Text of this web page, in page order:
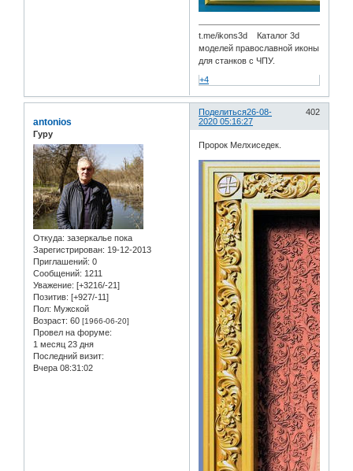
t.me/ikons3d Каталог 3d
моделей православной иконы
для станков с ЧПУ.
+4
Поделиться 402
26-08-
2020 05:16:27
antonios
Гуру
Откуда: зазеркалье пока
Зарегистрирован: 19-12-2013
Приглашений: 0
Сообщений: 1211
Уважение: [+3216/-21]
Позитив: [+927/-11]
Пол: Мужской
Возраст: 60 [1966-06-20]
Провел на форуме:
1 месяц 23 дня
Последний визит:
Вчера 08:31:02
Пророк Мелхиседек.